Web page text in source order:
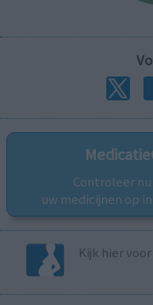
Controleer
uw medicijnen op
Kijk hier